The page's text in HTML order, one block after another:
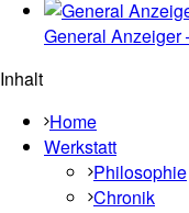
General Anzeiger
Inhalt
Home
Werkstatt
Philosophie
Chronik